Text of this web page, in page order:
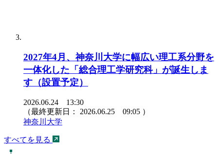
2027年4月、神奈川大学に幅広い理工系分野を
一体化した「総合理工学研究科」が誕生しま
す（設置予定）
2026.06.24 13:30
（最終更新日： 2026.06.25 09:05 ）
神奈川大学
すべてを見る